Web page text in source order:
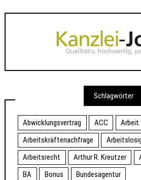
Schlagwörter
Abwicklungsvertrag ACC Arbeit
Arbeitskräftenachfrage
Arbeitsrecht
Arthur R. Kreutzer
BA
Bonus
Bundesagentur